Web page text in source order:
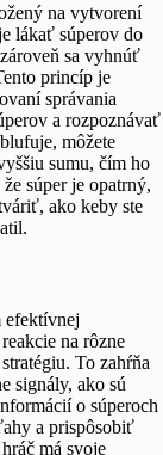
na vytvorení
lákať súperov do
sa vyhnúť
princíp je
správania
a rozpoznávať
môžete
sumu, čím ho
súper je opatrný,
ako keby ste
efektívnej
na rôzne
To zahŕňa
signály, ako sú
o súperoch
a prispôsobiť
má svoje